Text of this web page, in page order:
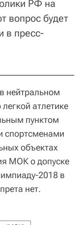
РФ на
вопрос будет
в пресс-
нейтральном
атлетике
пунктом
спортсменами
объектах
МОК о допуске
2018 в
нет.